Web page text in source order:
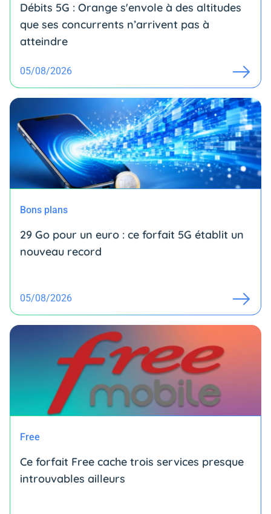
Débits 5G : Orange s'envole à des altitudes
que ses concurrents n’arrivent pas à
atteindre
05/08/2026
Bons plans
29 Go pour un euro : ce forfait 5G établit un
nouveau record
05/08/2026
Free
Ce forfait Free cache trois services presque
introuvables ailleurs